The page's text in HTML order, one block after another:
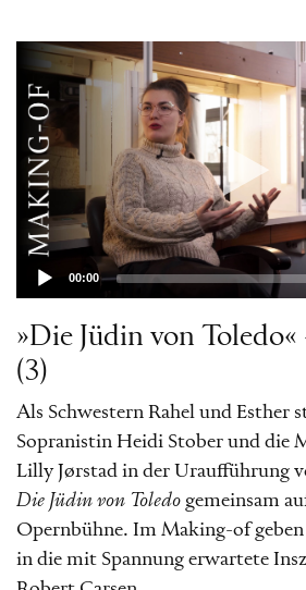
Video-
Player
00:00
»Die Jüdin von
(3)
Als Schwestern Rahel und Esther
Sopranistin Heidi Stober und die
Lilly Jørstad in der Uraufführung
Die Jüdin von Toledo gemeinsam
Opernbühne. Im Making-of geben
in die mit Spannung erwartete